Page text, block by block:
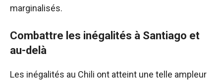
marginalisés.
Combattre les inégalités à Santiago et
au-delà
Les inégalités au Chili ont atteint une telle ampleur